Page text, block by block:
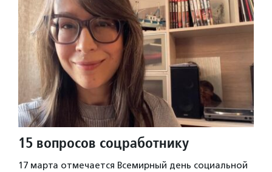
15 вопросов соцработнику
17 марта отмечается Всемирный день социальной